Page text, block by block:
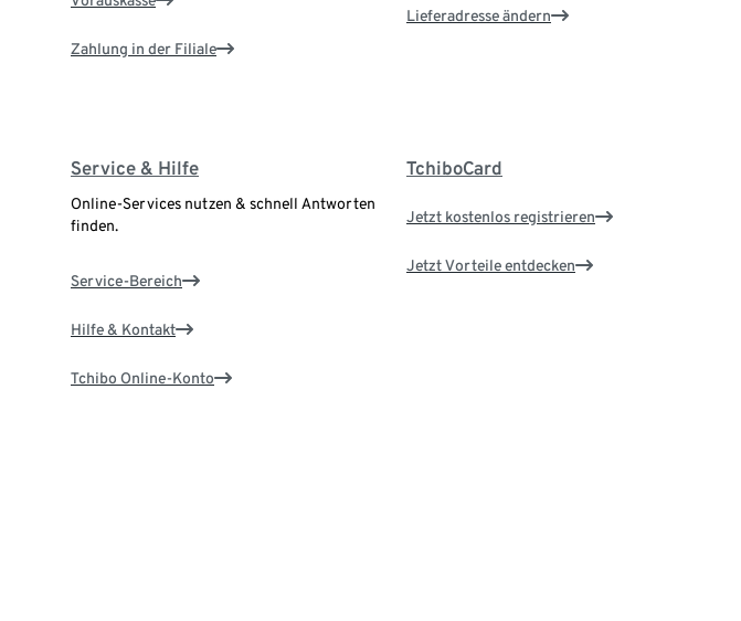
Zahlung in der Filiale
Lieferadresse ändern
Service & Hilfe
Online-Services nutzen & schnell Antworten
finden.
Service-Bereich
Hilfe & Kontakt
Tchibo Online-Konto
TchiboCard
Jetzt kostenlos registrieren
Jetzt Vorteile entdecken